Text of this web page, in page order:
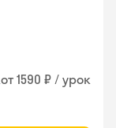
от 1590 ₽ / урок